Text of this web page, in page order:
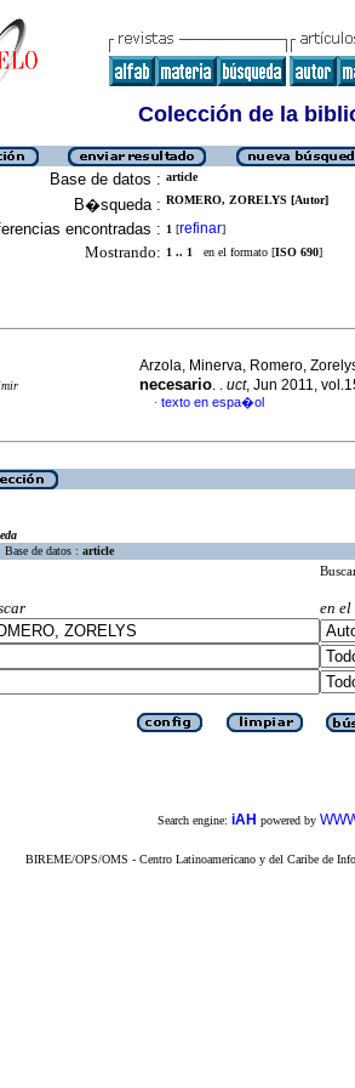
Colección de la
Base de datos : article
B�squeda : ROMERO, ZORELYS [Autor]
encontradas : 1 [refinar]
Mostrando: 1 .. 1 en el formato [ISO 690]
Arzola, Minerva, Romero,
necesario. . uct, Jun 2011,
· texto en espa�ol
Base de datos : article
en el
Search engine: iAH powered by
BIREME/OPS/OMS - Centro Latinoamericano y del Caribe de